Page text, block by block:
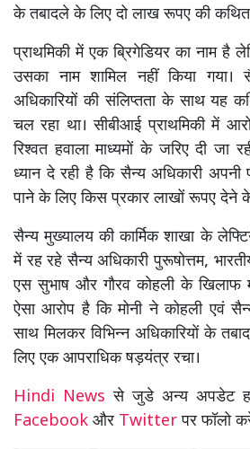
के तबादले के लिए दो लाख रूपए की कथित
प्राथमिकी में एक ब्रिगेडियर का नाम है
उसका नाम शामिल नहीं किया गया।
अधिकारियों की संलिप्तता के साथ यह
चल रहा था। सीबीआई प्राथमिकी में
रिश्वत हवाला माध्यमों के जरिए दी जा
ध्यान दे रही है कि सैन्य अधिकारी
पाने के लिए किस प्रकार लाखों रूपए देने
सैन्य मुख्यालय की कार्मिक शाखा के
में रह रहे सैन्य अधिकारी पुरूषोत्तम,
एस सुभाष और गौरव कोहली के खिलाफ
ऐसा आरोप है कि मोनी ने कोहली एवं
साथ मिलकर विभिन्न अधिकारियों के
लिए एक आपराधिक षड़यंत्र रचा।
Hindi Newsसे जुडे अन्य अपडेट
Facebook और Twitterपर फॉलो